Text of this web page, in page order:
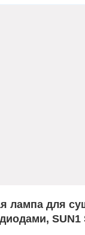
лампа для
SUN1